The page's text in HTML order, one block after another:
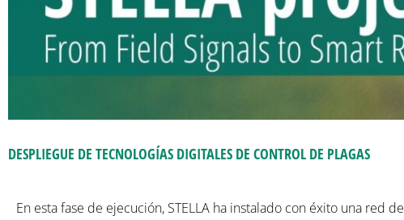
DESPLIEGUE DE TECNOLOGÍAS DIGITALES DE CONTROL DE PLAGAS
En esta fase de ejecución, STELLA ha instalado con éxito una red de